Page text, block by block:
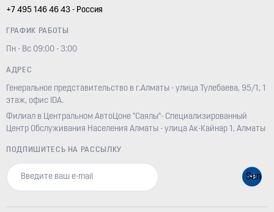
+7 495 146 46 43 - Россия
ГРАФИК РАБОТЫ
Пн - Вс 09:00 - 3:00
АДРЕС
Генеральное представительство в г.Алматы - улица Тулебаева, 95/1, 1
этаж, офис IDA.
Филиал в Центральном АвтоЦоне "Саялы"- Специализированный
Центр Обслуживания Населения Алматы - улица Ак-Кайнар 1, Алматы
ПОДПИШИТЕСЬ НА РАССЫЛКУ